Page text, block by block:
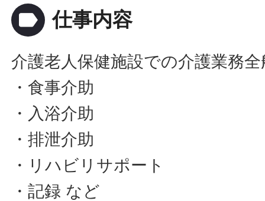
label 仕事内容
介護老人保健施設での介護業務全
・食事介助
・入浴介助
・排泄介助
・リハビリサポート
・記録 など